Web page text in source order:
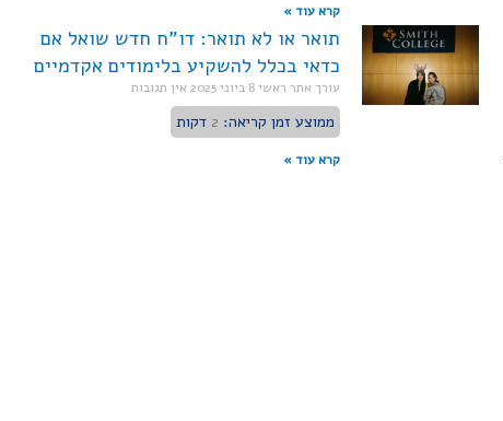
קרא עוד »
תואר או לא תואר: דו"ח חדש שואל אם
כדאי בכלל להשקיע בלימודים אקדמיים
עורך אתר ראשי8 ביוני 2025 אין תגובות
ממוצע זמן קריאה: 2 דקות
קרא עוד »